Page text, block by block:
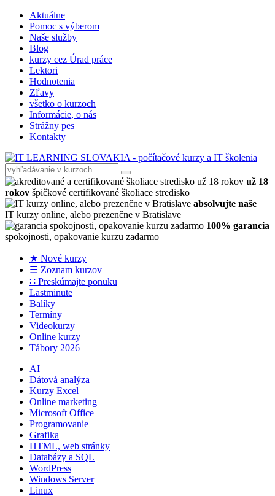
Aktuálne
Pomoc s výberom
Naše služby
Blog
kurzy cez Úrad práce
Lektori
Hodnotenia
Zľavy
všetko o kurzoch
Informácie, o nás
Strážny pes
Kontakty
už 18
rokov špičkové certifikované školiace stredisko
absolvujte naše
IT kurzy online, alebo prezenčne v Bratislave
100% garancia
spokojnosti, opakovanie kurzu zadarmo
★ Nové kurzy
☰ Zoznam kurzov
∷ Preskúmajte ponuku
Lastminute
Balíky
Termíny
Videokurzy
Online kurzy
Tábory 2026
AI
Dátová analýza
Kurzy Excel
Online marketing
Microsoft Office
Programovanie
Grafika
HTML, web stránky
Databázy a SQL
WordPress
Windows Server
Linux